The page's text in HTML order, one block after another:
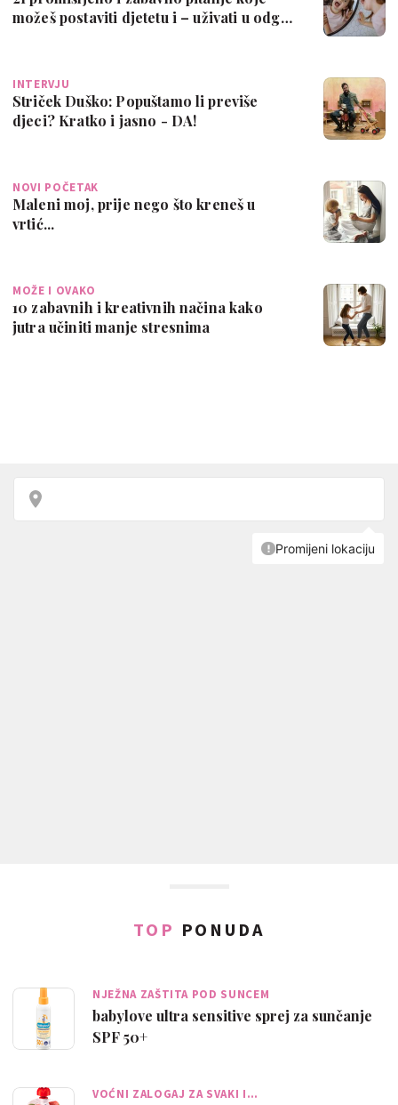
možeš postaviti djetetu i – uživati u odg…
INTERVJU
Striček Duško: Popuštamo li previše
djeci? Kratko i jasno - DA!
NOVI POČETAK
Maleni moj, prije nego što kreneš u
vrtić...
MOŽE I OVAKO
10 zabavnih i kreativnih načina kako
jutra učiniti manje stresnima
TOP PONUDA
NJEŽNA ZAŠTITA POD SUNCEM
babylove ultra sensitive sprej za sunčanje
SPF 50+
VOĆNI ZALOGAJ ZA SVAKI I…